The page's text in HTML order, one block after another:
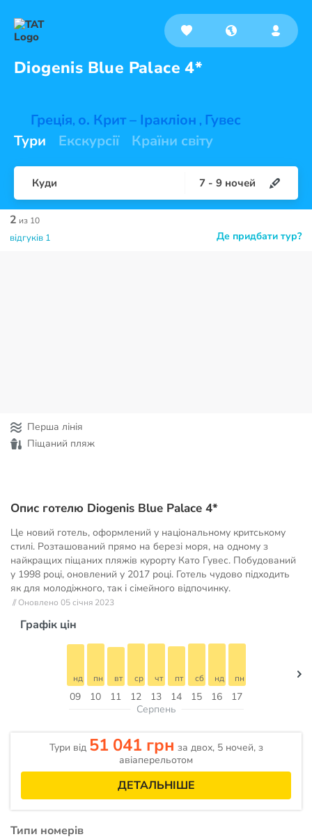
Diogenis Blue Palace 4*
Греція, о. Крит – Іракліон , Гувес
Тури
Екскурсії Країни світу
Куди 7 - 9 ночей
Де придбати тур?
2 из 10
відгуків 1
Перша лінія
Піщаний пляж
Опис готелю Diogenis Blue Palace 4*
Це новий готель, оформлений у національному критському
стилі. Розташований прямо на березі моря, на одному з
найкращих піщаних пляжів курорту Като Гувес. Побудований
у 1998 році, оновлений у 2017 році. Готель чудово підходить
як для молодіжного, так і сімейного відпочинку.
// Оновлено 05 січня 2023
Графік цін
09
нд
10
пн
11
вт
12
ср
13
чт
14
пт
15
сб
16
нд
17
пн
Серпень
Тури від 51 041 грн за двох, 5 ночей, з
авіаперельотом
ДЕТАЛЬНІШЕ
Типи номерів